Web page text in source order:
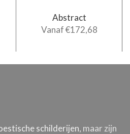
Abstract
Vanaf€172,68
schilderijen, maar zijn